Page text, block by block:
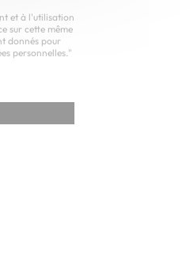
et à l'utilisation
sur cette même
donnés pour
personnelles."